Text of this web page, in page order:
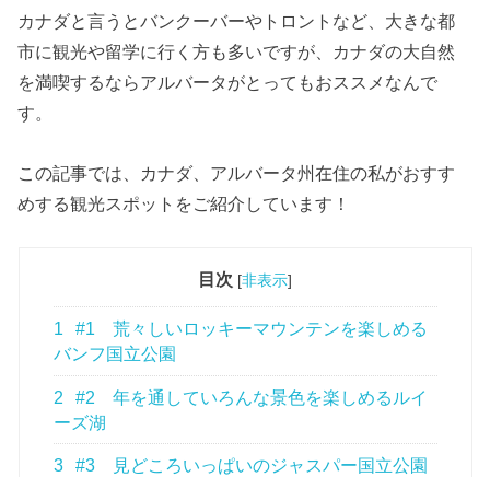
カナダと言うとバンクーバーやトロントなど、大きな都
市に観光や留学に行く方も多いですが、カナダの大自然
を満喫するならアルバータがとってもおススメなんで
す。
この記事では、カナダ、アルバータ州在住の私がおすす
めする観光スポットをご紹介しています！
目次 [非表示]
1
#1 荒々しいロッキーマウンテンを楽しめる
バンフ国立公園
2
#2 年を通していろんな景色を楽しめるルイ
ーズ湖
3 #3 見どころいっぱいのジャスパー国立公園